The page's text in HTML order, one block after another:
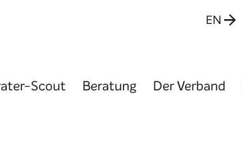
EN
Scout Beratung Der Verband